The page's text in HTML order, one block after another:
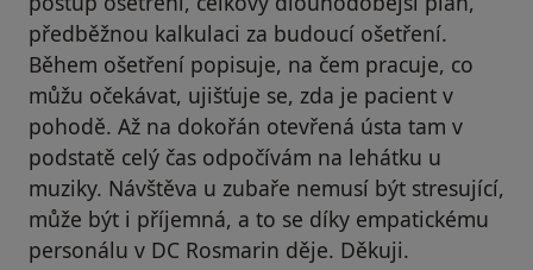
předběžnou kalkulaci za budoucí ošetření.
Během ošetření popisuje, na čem pracuje, co
můžu očekávat, ujišťuje se, zda je pacient v
pohodě. Až na dokořán otevřená ústa tam v
podstatě celý čas odpočívám na lehátku u
muziky. Návštěva u zubaře nemusí být stresující,
může být i příjemná, a to se díky empatickému
personálu v DC Rosmarin děje. Děkuji.